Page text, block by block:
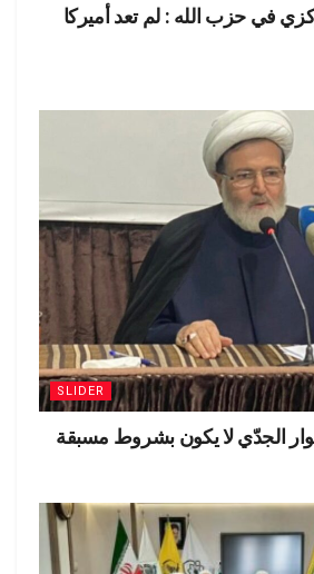
في حزب الله : لم تعد أميركا
SLIDER
الجدّي لا يكون بشروط مسبقة